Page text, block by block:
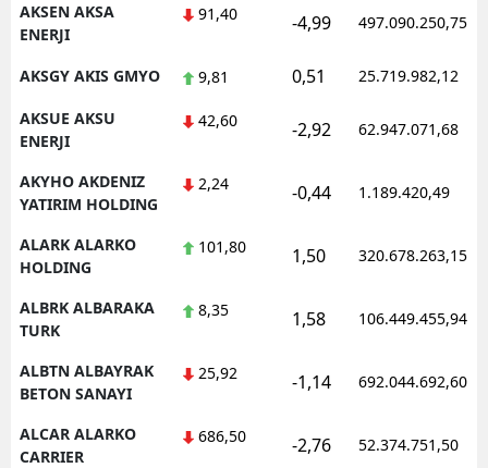
AKSEN AKSA
ENERJI
91,40 -4,99 497.090.250,75
AKSGY AKIS GMYO 9,81 0,51 25.719.982,12
AKSUE AKSU
ENERJI
42,60 -2,92 62.947.071,68
AKYHO AKDENIZ
YATIRIM HOLDING
2,24 -0,44 1.189.420,49
ALARK ALARKO
HOLDING
101,80 1,50 320.678.263,15
ALBRK ALBARAKA
TURK
8,35 1,58 106.449.455,94
ALBTN ALBAYRAK
BETON SANAYI
25,92 -1,14 692.044.692,60
ALCAR ALARKO
CARRIER
686,50 -2,76 52.374.751,50